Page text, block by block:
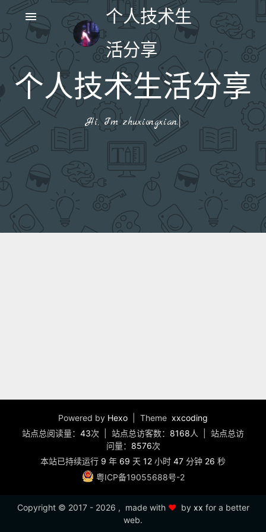
个人技术生
活分享
menu
个人技术生活分享
Hi, I'm zhuxiongxian.|
Powered by Hexo | Theme xxcoding
站点总阅读量： 43次 站点总访客数： 8168人
站点总访
问量： 8576次
本站已持续运行 9 年 69 天12 小时47 分钟 27 秒
粤ICP备19055688号-2
Copyright © 2017 - 2026 , made with ❤️by xx for a better
web.